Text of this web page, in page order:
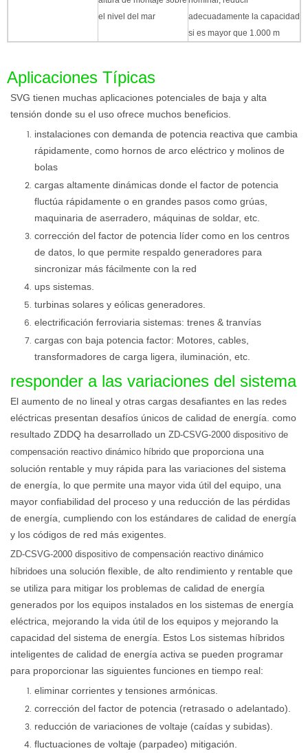
el nivel del mar
adecuadamente la capacidad
si es mayor que 1.000 m
Aplicaciones Típicas
SVG tienen muchas aplicaciones potenciales de baja y alta
tensión donde su el uso ofrece muchos beneficios.
instalaciones con demanda de potencia reactiva que cambia
rápidamente, como hornos de arco eléctrico y molinos de
bolas
cargas altamente dinámicas donde el factor de potencia
fluctúa rápidamente o en grandes pasos como grúas,
maquinaria de aserradero, máquinas de soldar, etc.
corrección del factor de potencia líder como en los centros
de datos, lo que permite respaldo generadores para
sincronizar más fácilmente con la red
ups sistemas.
turbinas solares y eólicas generadores.
electrificación ferroviaria sistemas: trenes & tranvías
cargas con baja potencia factor: Motores, cables,
transformadores de carga ligera, iluminación, etc.
responder a las variaciones del sistema
El aumento de no lineal y otras cargas desafiantes en las redes
eléctricas presentan desafíos únicos de calidad de energía. como
resultado ZDDQ ha desarrollado un ZD-CSVG-2000 dispositivo de
compensación reactivo dinámico híbrido que proporciona una
solución rentable y muy rápida para las variaciones del sistema
de energía, lo que permite una mayor vida útil del equipo, una
mayor confiabilidad del proceso y una reducción de las pérdidas
de energía, cumpliendo con los estándares de calidad de energía
y los códigos de red más exigentes.
ZD-CSVG-2000 dispositivo de compensación reactivo dinámico
híbridoes una solución flexible, de alto rendimiento y rentable que
se utiliza para mitigar los problemas de calidad de energía
generados por los equipos instalados en los sistemas de energía
eléctrica, mejorando la vida útil de los equipos y mejorando la
capacidad del sistema de energía. Estos Los sistemas híbridos
inteligentes de calidad de energía activa se pueden programar
para proporcionar las siguientes funciones en tiempo real:
eliminar corrientes y tensiones armónicas.
corrección del factor de potencia (retrasado o adelantado).
reducción de variaciones de voltaje (caídas y subidas).
fluctuaciones de voltaje (parpadeo) mitigación.